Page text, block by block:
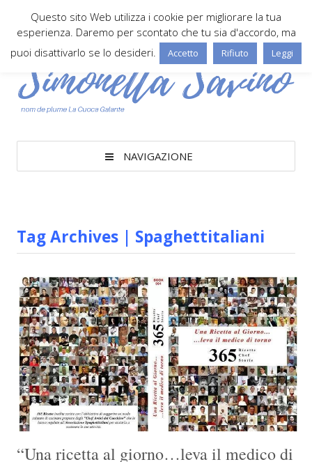
NAVIGAZIONE
Tag Archives | Spaghettitaliani
“Una ricetta al giorno…leva il medico di
Questo sito Web utilizza i cookie per migliorare la tua
esperienza. Daremo per scontato che tu sia d'accordo, ma
puoi disattivarlo se lo desideri.
Accetto Rifiuto Leggi